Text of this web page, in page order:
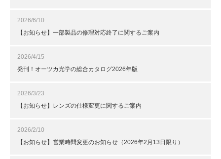
2026/6/10
【お知らせ】一部製品の修理対応終了に関するご案内
2026/4/15
発刊！オーツカ光学の総合カタログ2026年版
2026/3/23
【お知らせ】レンズの仕様変更に関するご案内
2026/2/10
【お知らせ】営業時間変更のお知らせ（2026年2月13日限り）